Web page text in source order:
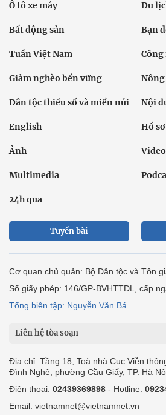
Thời sự Kinh
Dân tộc và Tôn giáo Thể
Giáo dục Thế
Đời sống Văn
Sức khỏe
Tuần Việt Nam
Giảm nghèo bền vững
Dân tộc thiểu số và miền núi Nội
English Hồ sơ
Ảnh
Multimedia
Tuyến bài